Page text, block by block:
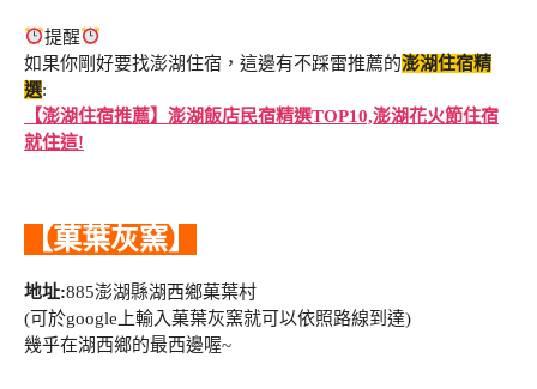
提醒
如果你剛好要找澎湖住宿，這邊有不踩雷推薦的澎湖住宿精
選:
【澎湖住宿推薦】澎湖飯店民宿精選TOP10,澎湖花火節住宿
就住這!
【菓葉灰窯】
地址:885澎湖縣湖西鄉菓葉村
(可於google上輸入菓葉灰窯就可以依照路線到達)
幾乎在湖西鄉的最西邊喔~